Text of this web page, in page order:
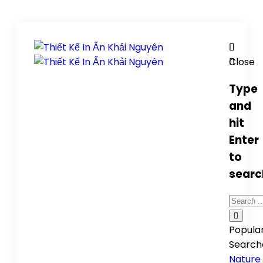
Close
Type
and
hit
Enter
to
Nature